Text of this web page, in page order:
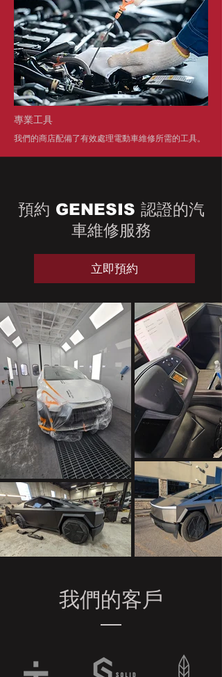
專業工具
我們的商店配備了有效處理電動車維修所需的工具。
預約 GENESIS 認證的汽
車維修服務
立即預約
我們的客戶